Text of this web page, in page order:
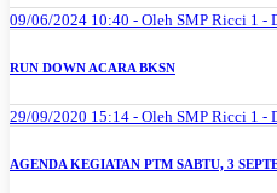
09/06/2024 10:40 - Oleh SMP Ricci 1 -
RUN DOWN ACARA BKSN
29/09/2020 15:14 - Oleh SMP Ricci 1 -
AGENDA KEGIATAN PTM SABTU, 3